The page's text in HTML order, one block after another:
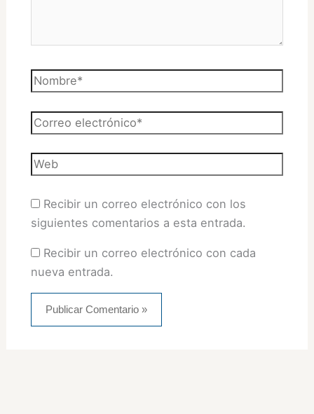
Nombre*
Correo
electrónico*
Web
Recibir un correo electrónico con los
siguientes comentarios a esta entrada.
Recibir un correo electrónico con cada
nueva entrada.